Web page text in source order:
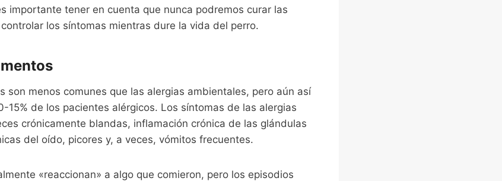
importante tener en cuenta que nunca podremos curar las
los síntomas mientras dure la vida del perro.
son menos comunes que las alergias ambientales, pero aún así
15% de los pacientes alérgicos. Los síntomas de las alergias
crónicamente blandas, inflamación crónica de las glándulas
del oído, picores y, a veces, vómitos frecuentes.
«reaccionan» a algo que comieron, pero los episodios